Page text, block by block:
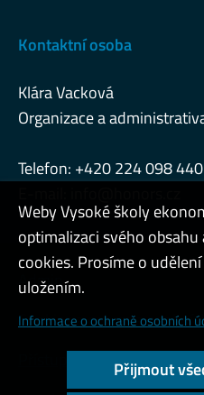
Kontaktní osoba
Klára Vacková
Organizace a
Telefon: +420 224 098 440
Admin
Cookies a ochrana
Přístupnost webu
Weby Vysoké školy
optimalizaci svého
cookies. Prosíme o
uložením.
Informace o ochraně osobních
Přijmout